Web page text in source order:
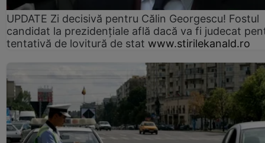
UPDATE Zi decisivă pentru Călin Georgescu! Fostul
candidat la prezidențiale află dacă va fi judecat
tentativă de lovitură de stat www.stirilekanald.ro